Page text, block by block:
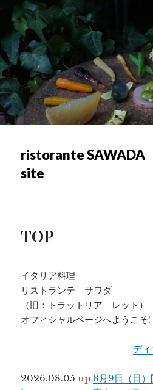
ristorante
site
TOP
イタリア料理
リストランテ サワダ
（旧：トラットリア レット
オフィシャルページへようこそ!
デ
2026.08.05up 8月9日（日）